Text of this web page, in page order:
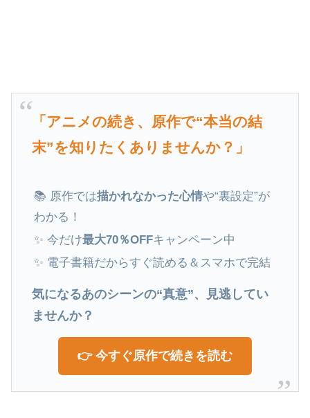
「アニメの続き、原作で“本当の結
末”を知りたくありませんか？」
📚 原作では描かれなかった心情や“裏設定”が
わかる！
✨ 今だけ最大70％OFFキャンペーン中
✨ 電子書籍だからすぐ読める＆スマホで完結
気になるあのシーンの“真意”、見逃してい
ませんか？
👉 今すぐ原作で続きを読む